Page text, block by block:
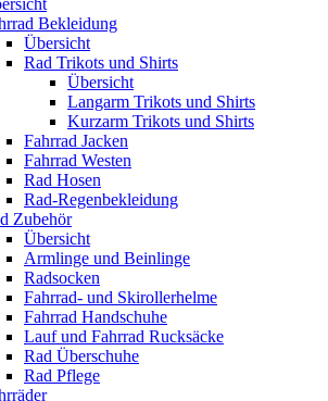
Bekleidung
Übersicht
Rad Trikots und Shirts
Übersicht
Langarm Trikots und Shirts
Kurzarm Trikots und Shirts
Fahrrad Jacken
Fahrrad Westen
Rad Hosen
Rad-Regenbekleidung
Zubehör
Übersicht
Armlinge und Beinlinge
Radsocken
Fahrrad- und Skirollerhelme
Fahrrad Handschuhe
Lauf und Fahrrad Rucksäcke
Rad Überschuhe
Rad Pflege